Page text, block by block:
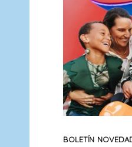
BOLETÍN